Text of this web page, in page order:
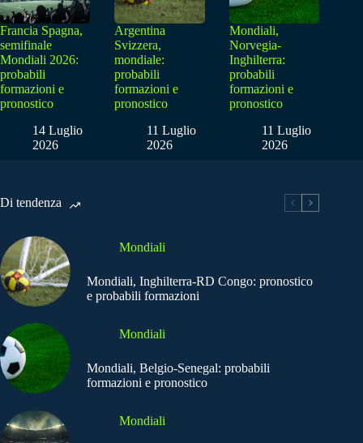
Francia Spagna,
semifinale
Mondiali 2026:
probabili
formazioni e
pronostico
14 Luglio
2026
Argentina
Svizzera,
mondiale:
probabili
formazioni e
pronostico
11 Luglio
2026
Mondiali,
Norvegia-
Inghilterra:
probabili
formazioni e
pronostico
11 Luglio
2026
Di tendenza
Mondiali
Mondiali, Inghilterra-RD Congo: pronostico
e probabili formazioni
Mondiali
Mondiali, Belgio-Senegal: probabili
formazioni e pronostico
Mondiali